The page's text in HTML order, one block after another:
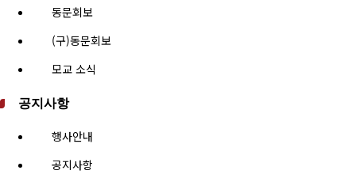
동문회보
(구)동문회보
모교 소식
공지사항
행사안내
공지사항